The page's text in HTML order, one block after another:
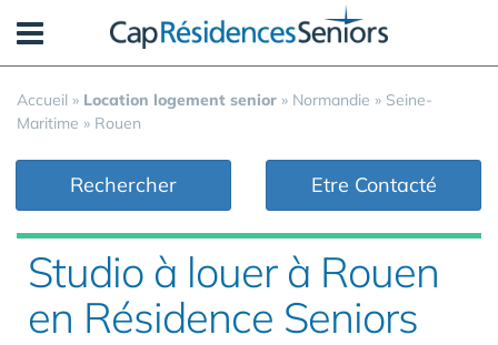
Accueil » Location logement senior » Normandie » Seine-
Maritime » Rouen
Rechercher Etre Contacté
Studio à louer à Rouen
en Résidence Seniors